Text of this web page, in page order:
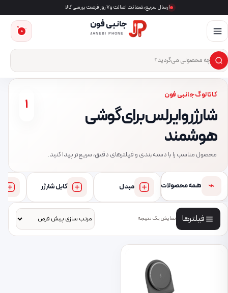
ارسال سریع، ضمانت اصالت و ۷ روز فرصت بررسی کالا
جانبی فون
JANEBI PHONE
جست‌وجوی محصول
×
0
کاتالوگ جانبی فون
شارژر وایرلس برای گوشی
هوشمند
محصول مناسب را با دسته‌بندی و فیلترهای دقیق، سریع‌تر پیدا کنید.
1
⌁ همه محصولات مبدل کابل شارژر
فیلترها نمایش یک نتیجه